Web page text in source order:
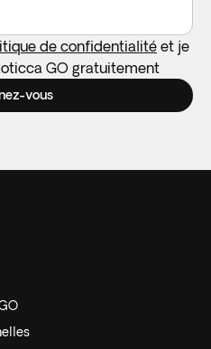
de confidentialité et je
GO gratuitement
vous